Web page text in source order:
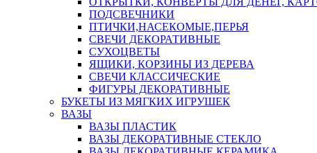
ПОДСВЕЧНИКИ
ПТИЧКИ,НАСЕКОМЫЕ,ПЕРЬЯ
СВЕЧИ ДЕКОРАТИВНЫЕ
СУХОЦВЕТЫ
ЯЩИКИ, КОРЗИНЫ ИЗ ДЕРЕВА
СВЕЧИ КЛАССИЧЕСКИЕ
ФИГУРЫ ДЕКОРАТИВНЫЕ
БУКЕТЫ ИЗ МЯГКИХ ИГРУШЕК
ВАЗЫ
ВАЗЫ ПЛАСТИК
ВАЗЫ ДЕКОРАТИВНЫЕ СТЕКЛО